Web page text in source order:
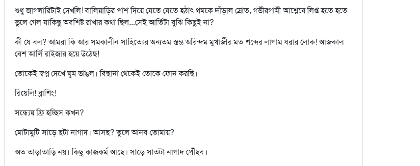
শুধু জাগলারিটাই দেখলি! বালিয়াড়ির পাশ দিয়ে যেতে যেতে হঠাৎ থমকে দাঁড়াল স্রোত, গভীরগামী আশ্লেষে লিপ্ত হতে হতে
ভুলে গেল যাকিছু অবশিষ্ট রাখার কথা ছিল...সেই আর্তিটা বুঝি কিছুই না?
কী যে বল? আমরা কি আর সমকালীন সাহিত্যের অন্যতম স্তম্ভ অরিন্দম মুখার্জীর মত শব্দের লাগাম ধরার লোক! আজকাল
বেশ আর্লি রাইজার হয়ে উঠেছ!
তোকেই স্বপ্ন দেখে ঘুম ভাঙল। বিছানা থেকেই তোকে ফোন করছি।
রিয়েলি! ব্লাশিং!
সন্ধ্যেয় ফ্রি হচ্ছিস কখন?
মোটামুটি সাড়ে ছটা নাগাদ। আসছ? তুলে আনব তোমায়?
অত তাড়াতাড়ি নয়। কিছু কাজকর্ম আছে। সাড়ে সাতটা নাগাদ পৌঁছব।